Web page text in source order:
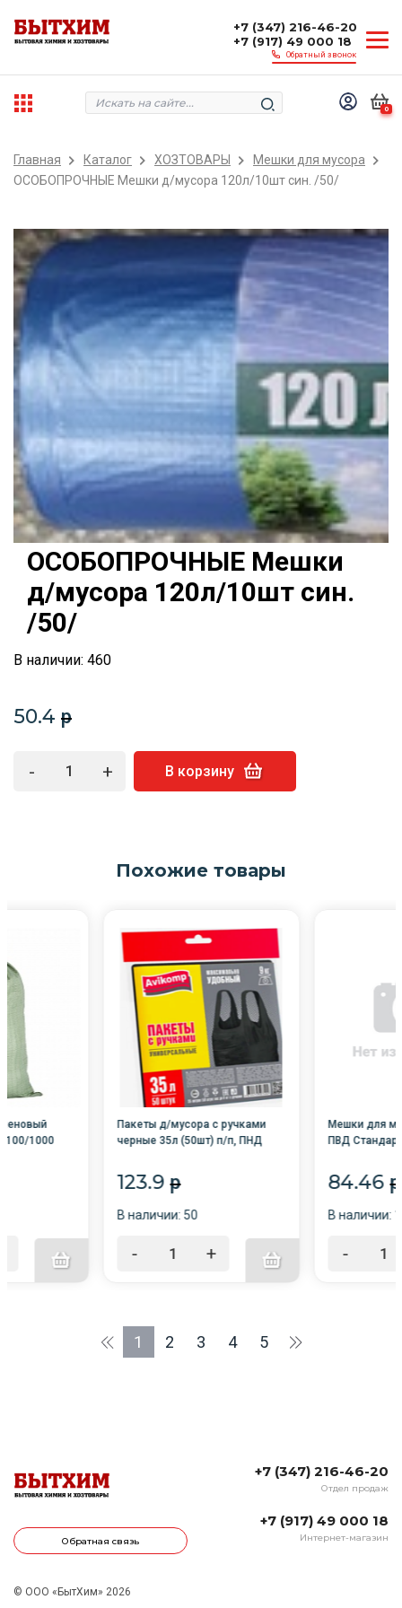
+7 (347) 216-46-20
+7 (917) 49 000 18
Обратный звонок
0
Главная Каталог ХОЗТОВАРЫ
Мешки для мусора
ОСОБОПРОЧНЫЕ Мешки д/мусора 120л/10шт син. /50/
ОСОБОПРОЧНЫЕ Мешки
д/мусора 120л/10шт син.
/50/
В наличии: 460
50.4 p
- + В корзину
Похожие товары
100/1000
Пакеты д/мусора с ручками
черные 35л (50шт) п/п, ПНД
123.9 p
В наличии: 50
- +
Мешки для
ПВД
84.46 p
В наличии:
-
1 2 3 4 5
Обратная связь
+7 (347) 216-46-20
Отдел продаж
+7 (917) 49 000 18
Интернет-магазин
© ООО «БытХим» 2026